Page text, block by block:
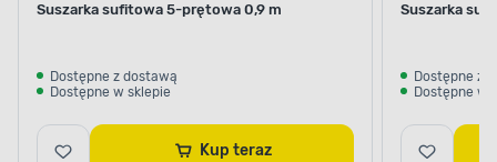
Suszarka sufitowa 5-prętowa 0,9 m
Dostępne z dostawą
Dostępne w sklepie
Kup teraz
Suszarka
Dostępne z
Dostępne w